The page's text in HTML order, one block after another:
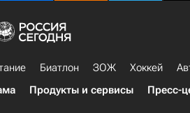
Биатлон ЗОЖ Хоккей
Продукты и сервисы Пресс-